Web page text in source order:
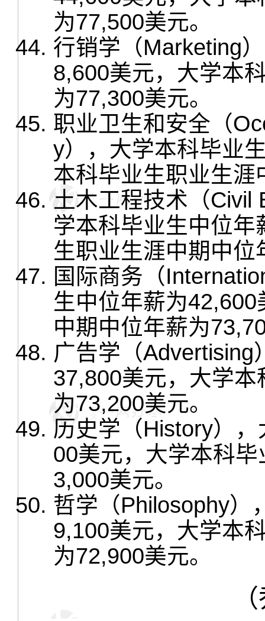
为77,500美元。
行销学（Marketing
8,600美元，大学本
为77,300美元。
职业卫生和安全（
y），大学本科毕业
本科毕业生职业生
土木工程技术（Civil
学本科毕业生中位
生职业生涯中期中
国际商务（
生中位年薪为
中期中位年薪为
广告学（Advertising
37,800美元，大学
为73,200美元。
历史学（History）
00美元，大学本科
3,000美元。
哲学（Philosophy）
9,100美元，大学本
为72,900美元。